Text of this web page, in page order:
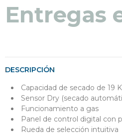
Entregas
DESCRIPCIÓN
Capacidad de secado de 19
Sensor Dry (secado
Funcionamiento a gas
Panel de control digital con
Rueda de selección intuitiva